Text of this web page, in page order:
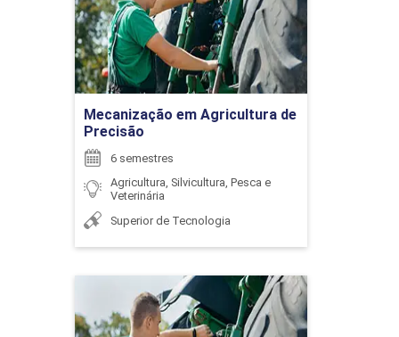
FUNDAMENTOS DO AGRONEGÓCIO
84
FUNDAMENTOS DO COMÉRCIO EXTERIOR
48
Mecanização em Agricultura de
Precisão
6 semestres
Agricultura, Silvicultura, Pesca e
Veterinária
Superior de Tecnologia
Detalhes do curso
Ir para Inscrição
Mecanização em
Agricultura de Precisão